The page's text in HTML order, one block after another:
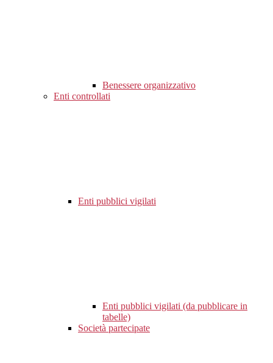
Benessere organizzativo
Enti controllati
Enti pubblici vigilati
Enti pubblici vigilati (da pubblicare in
tabelle)
Società partecipate